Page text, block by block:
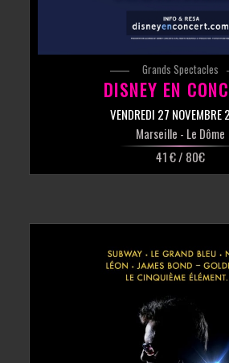
Grands Spectacles
DISNEY EN
VENDREDI 27
Marseille - Le Dôme
41 € / 80€